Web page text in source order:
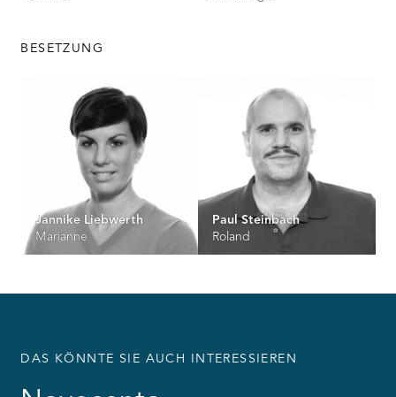
BESETZUNG
Jannike Liebwerth
Marianne
Paul Steinbach
Roland
DAS KÖNNTE SIE AUCH INTERESSIEREN